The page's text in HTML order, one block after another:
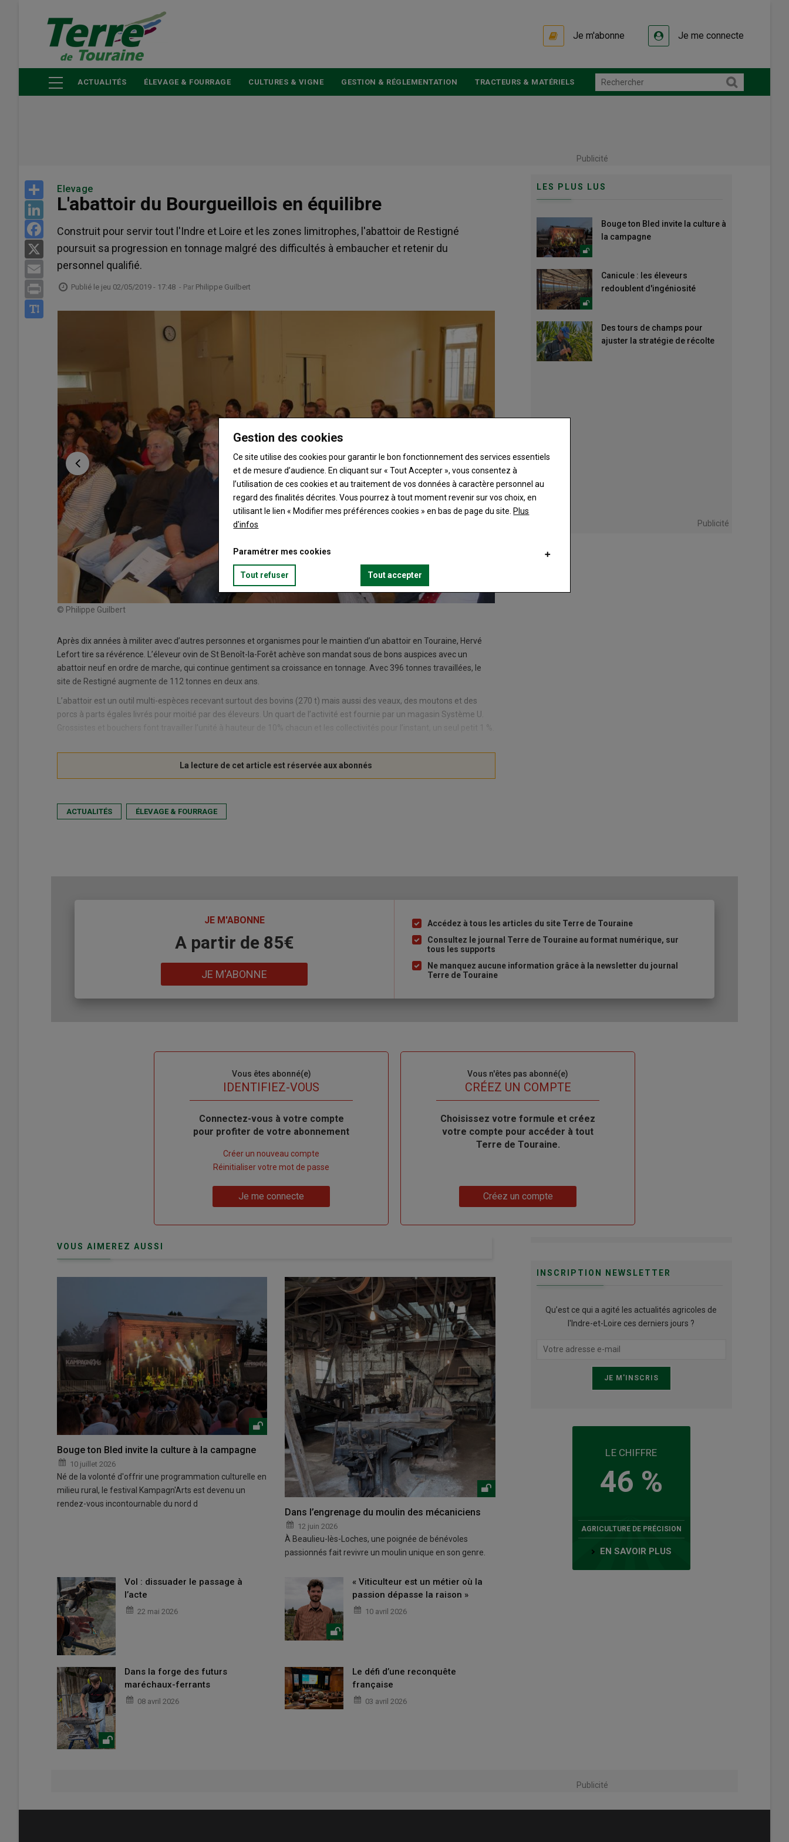
principal
Je m'abonne Je me connecte
ACTUALITÉS ÉLEVAGE & FOURRAGE CULTURES & VIGNE GESTION & RÉGLEMENTATION TRACTEURS & MATÉRIELS
Publicité
Share
LinkedIn
Facebook
Email
Print
Elevage
L'abattoir du Bourgueillois en équilibre
Construit pour servir tout l'Indre et Loire et les zones limitrophes, l'abattoir de Restigné
poursuit sa progression en tonnage malgré des difficultés à embaucher et retenir du
personnel qualifié.
Publié le jeu 02/05/2019 - 17:48 - Par Philippe Guilbert
© Philippe Guilbert
Après dix années à militer avec d’autres personnes et organismes pour le maintien d’un abattoir en Touraine, Hervé
Lefort tire sa révérence. L’éleveur ovin de St Benoît-la-Forêt achève son mandat sous de bons auspices avec un
abattoir neuf en ordre de marche, qui continue gentiment sa croissance en tonnage. Avec 396 tonnes travaillées, le
site de Restigné augmente de 112 tonnes en deux ans.
L’abattoir est un outil multi-espèces recevant surtout des bovins (270 t) mais aussi des veaux, des moutons et des
porcs à parts égales livrés pour moitié par des éleveurs. Un quart de l’activité est fournie par un magasin Système U.
Grossistes et bouchers font travailler l’unité à hauteur de 10% chacun et les collectivités pour l’instant, un seul petit 1 %.
ACTUALITÉS ÉLEVAGE & FOURRAGE
LES PLUS LUS
Bouge ton Bled invite la culture à
la campagne
Canicule : les éleveurs
redoublent d'ingéniosité
Des tours de champs pour
ajuster la stratégie de récolte
Publicité
JE M'ABONNE
A partir de 85€
JE M'ABONNE
Liste
à
puce
Accédez à tous les articles du site Terre de Touraine
Consultez le journal Terre de Touraine au format numérique, sur
tous les supports
Ne manquez aucune information grâce à la newsletter du journal
Terre de Touraine
Vous êtes abonné(e)
IDENTIFIEZ-VOUS
Body
Connectez-vous à votre compte
pour profiter de votre abonnement
compte"
Créer un nouveau compte
Réinitialiser votre mot de passe
Je me connecte
Vous n'êtes pas abonné(e)
TITRECRÉEZ UN COMPTE
Body
Choisissez votre formule et créez
votre compte pour accéder à tout
Terre de Touraine.
Créez un compte
VOUS AIMEREZ AUSSI
Bouge ton Bled invite la culture à la campagne
10 juillet 2026
Né de la volonté d'offrir une programmation culturelle en
milieu rural, le festival Kampagn'Arts est devenu un
rendez-vous incontournable du nord d
Dans l’engrenage du moulin des mécaniciens
12 juin 2026
À Beaulieu-lès-Loches, une poignée de bénévoles
passionnés fait revivre un moulin unique en son genre.
Vol : dissuader le passage à
l’acte
22 mai 2026
« Viticulteur est un métier où la
passion dépasse la raison »
10 avril 2026
Dans la forge des futurs
maréchaux-ferrants
08 avril 2026
Le défi d’une reconquête
française
03 avril 2026
INSCRIPTION NEWSLETTER
Qu’est ce qui a agité les actualités agricoles de
l'Indre-et-Loire ces derniers jours ?
LE CHIFFRE
46 %
AGRICULTURE DE PRÉCISION
EN SAVOIR PLUS
Publicité
Gestion des cookies
Ce site utilise des cookies pour garantir le bon fonctionnement des services essentiels
et de mesure d’audience. En cliquant sur « Tout Accepter », vous consentez à
l’utilisation de ces cookies et au traitement de vos données à caractère personnel au
regard des finalités décrites. Vous pourrez à tout moment revenir sur vos choix, en
utilisant le lien « Modifier mes préférences cookies » en bas de page du site. Plus
d'infos
Paramétrer mes cookies
Tout refuser Tout accepter